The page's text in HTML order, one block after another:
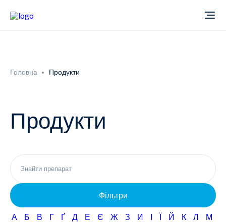
Новини
Неврологія
Фармаконагляд
Кар'єра
Головна Продукти
Продукти
Фільтри
А Б В Г Ґ Д Е Є Ж З И І Ї Й К Л М